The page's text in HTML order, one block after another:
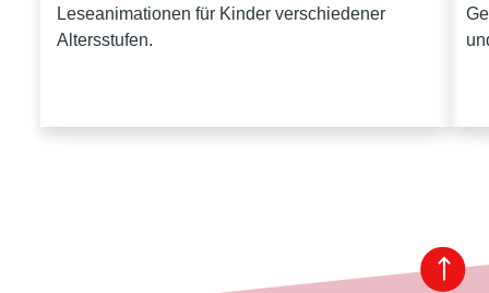
Leseanimationen für Kinder verschiedener
Altersstufen.